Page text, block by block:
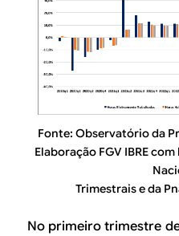
Fonte: Observatório da
Elaboração FGV IBRE
Trimestrais e da
No primeiro trimestre